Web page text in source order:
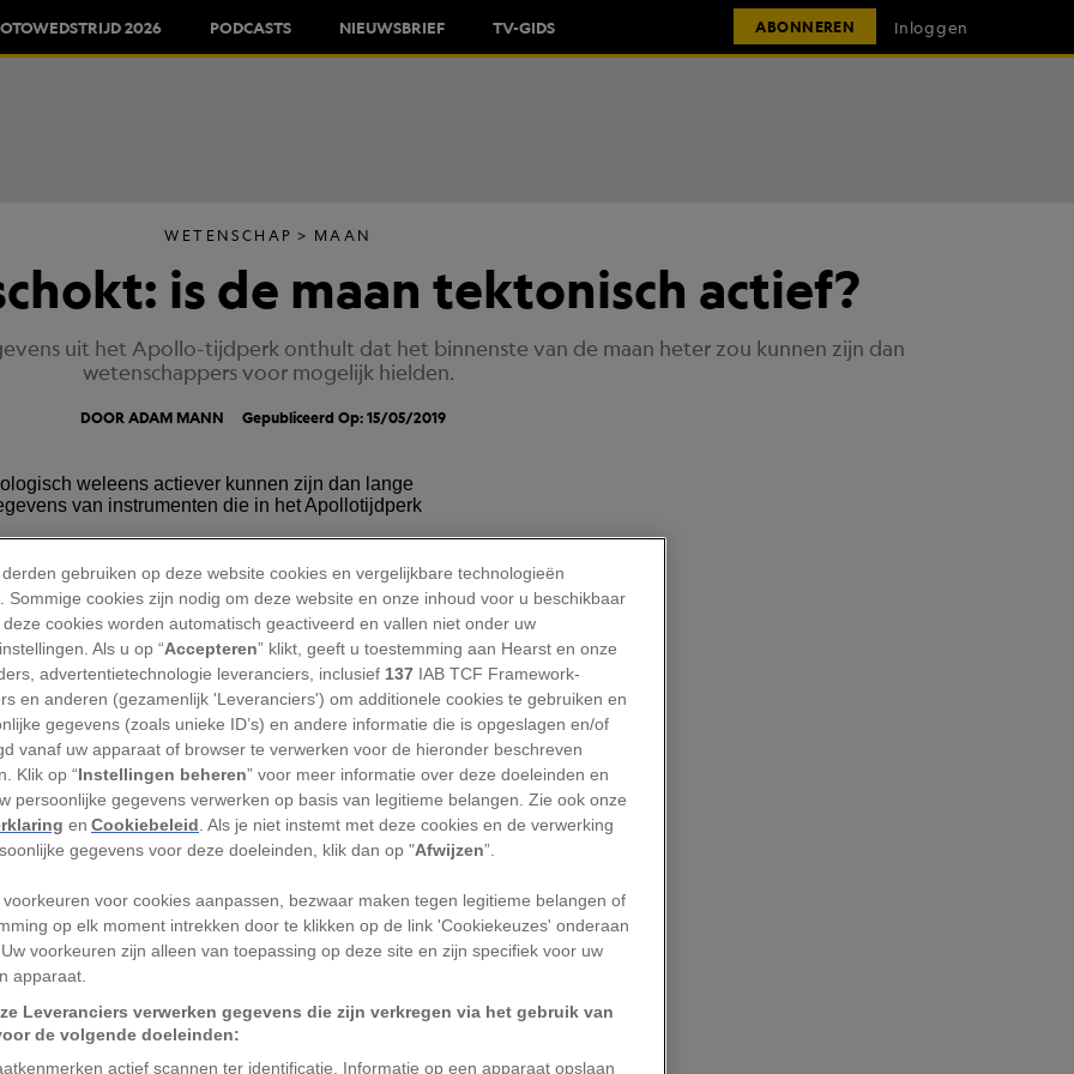
2026 PODCASTS NIEUWSBRIEF TV-GIDS ABONNEREN Inloggen
WETENSCHAP MAAN
is de maan tektonisch actief?
uit het Apollo-tijdperk onthult dat het binnenste van de maan heter zou kunnen zijn dan
wetenschappers voor mogelijk hielden.
DOOR ADAM MANN Gepubliceerd Op: 15/05/2019
gebied bouwt, is het meestal
van tektonische breuklijnen. Maar
hebben voor de menselijke
tot nu toe duidelijk dat de natuurlijke
niet actief is. Voor tektonische
hitte nodig, en aangenomen werd dat
als de maan veel sneller afkoelden
gegevens uit de tijd van de Apollo-
maantektonisch actiever is dan tot nu
in het tijdschriftNature Geoscience
eindelijk de mogelijke
gebruiken op deze website cookies en vergelijkbare technologieën
Sommige cookies zijn nodig om deze website en onze inhoud voor u beschikbaar
cookies worden automatisch geactiveerd en vallen niet onder uw
Als u op “Accepteren” klikt, geeft u toestemming aan Hearst en onze
advertentietechnologie leveranciers, inclusief 137 IAB TCF Framework-
en anderen (gezamenlijk 'Leveranciers') om additionele cookies te gebruiken en
gegevens (zoals unieke ID’s) en andere informatie die is opgeslagen en/of
vanaf uw apparaat of browser te verwerken voor de hieronder beschreven
Klik op “Instellingen beheren” voor meer informatie over deze doeleinden en
persoonlijke gegevens verwerken op basis van legitieme belangen. Zie ook onze
enCookiebeleid . Als je niet instemt met deze cookies en de verwerking
gegevens voor deze doeleinden, klik dan op "Afwijzen”.
voorkeuren voor cookies aanpassen, bezwaar maken tegen legitieme belangen of
op elk moment intrekken door te klikken op de link 'Cookiekeuzes' onderaan
voorkeuren zijn alleen van toepassing op deze site en zijn specifiek voor uw
apparaat.
Leveranciers verwerken gegevens die zijn verkregen via het gebruik van
de volgende doeleinden:
actief scannen ter identificatie. Informatie op een apparaat opslaan